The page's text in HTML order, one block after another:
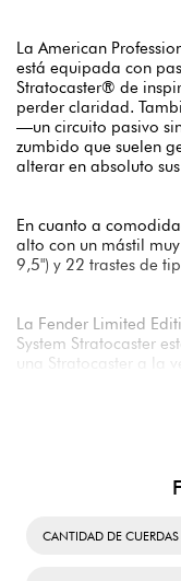
La American
está equipada con
Stratocaster® de
perder claridad.
—un circuito pasivo
zumbido que suelen
alterar en absoluto
En cuanto a
alto con un mástil
9,5") y 22 trastes de
La Fender Limited
System Stratocaster
una Stratocaster a la
CANTIDAD DE CUERDAS